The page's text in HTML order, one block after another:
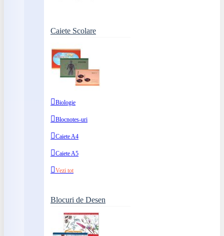
Caiete Scolare
Biologie
Blocnotes-uri
Caiete A4
Caiete A5
Vezi tot
Blocuri de Desen